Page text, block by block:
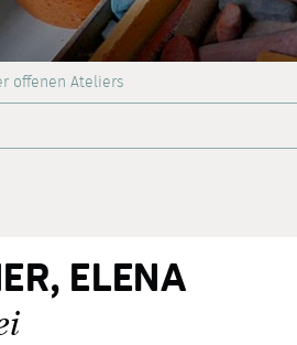
offenen Ateliers
ELENA